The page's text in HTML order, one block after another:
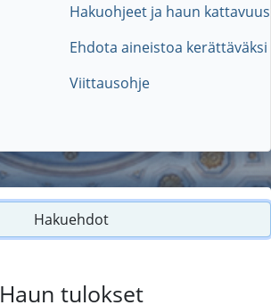
Hakuohjeet ja haun kattavuus
Ehdota aineistoa kerättäväksi
Viittausohje
Hakuehdot
Haun tulokset